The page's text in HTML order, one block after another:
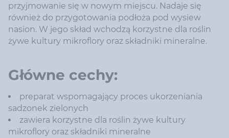
przyjmowanie się w nowym miejscu. Nadaje się
również do przygotowania podłoża pod wysiew
nasion. W jego skład wchodzą korzystne dla roślin
żywe kultury mikroflory oraz składniki mineralne.
Główne cechy:
preparat wspomagający proces ukorzeniania
sadzonek zielonych
zawiera korzystne dla roślin żywe kultury
mikroflory oraz składniki mineralne